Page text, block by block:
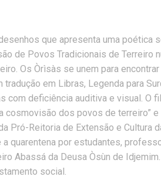
que apresenta uma poética
de Povos Tradicionais de Terreiro
Os Òrìsàs se unem para
em Libras, Legenda para
com deficiência auditiva e visual. O
cosmovisão dos povos de terreiro” e
Pró-Reitoria de Extensão e Cultura
quarentena por estudantes,
Abassá da Deusa Òsùn de
social.